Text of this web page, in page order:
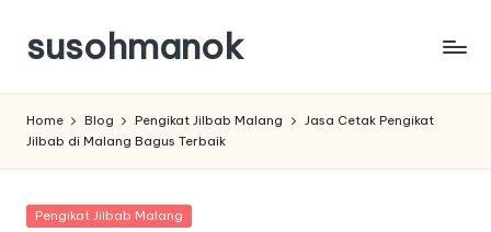
Skip
content
susohmanok
Home Blog Pengikat Jilbab Malang
Jasa Cetak Pengikat
Jilbab di Malang Bagus Terbaik
Posted
Pengikat Jilbab Malang